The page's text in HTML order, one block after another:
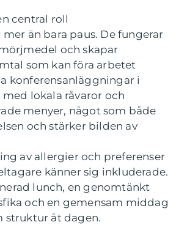
central roll
än bara paus. De fungerar
och skapar
som kan föra arbetet
konferensanläggningar i
lokala råvaror och
menyer, något som både
och stärker bilden av
av allergier och preferenser
känner sig inkluderade.
lunch, en genomtänkt
och en gemensam middag
struktur åt dagen.